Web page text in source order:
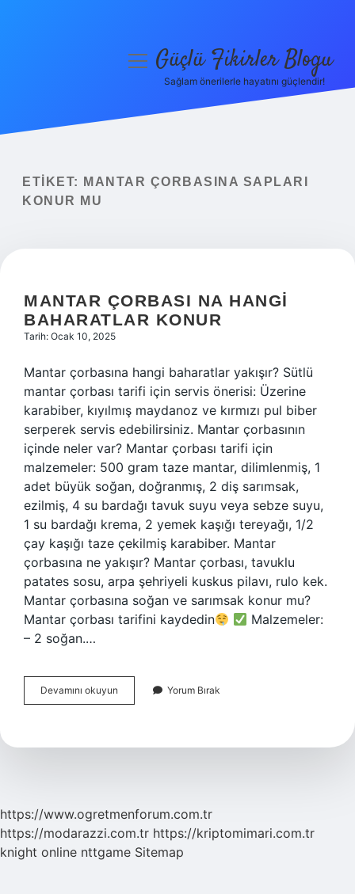
Yasal Uyarı
menüyüGüçlü Fikirler Blogu
Sağlam önerilerle hayatını güçlendir!
ETIKET:
MANTAR ÇORBASINA SAPLARI
KONUR MU
MANTAR ÇORBASI NA HANGI
BAHARATLAR KONUR
Tarih: Ocak 10, 2025
Mantar çorbasına hangi baharatlar yakışır? Sütlü
mantar çorbası tarifi için servis önerisi: Üzerine
karabiber, kıyılmış maydanoz ve kırmızı pul biber
serperek servis edebilirsiniz. Mantar çorbasının
içinde neler var? Mantar çorbası tarifi için
malzemeler: 500 gram taze mantar, dilimlenmiş, 1
adet büyük soğan, doğranmış, 2 diş sarımsak,
ezilmiş, 4 su bardağı tavuk suyu veya sebze suyu,
1 su bardağı krema, 2 yemek kaşığı tereyağı, 1/2
çay kaşığı taze çekilmiş karabiber. Mantar
çorbasına ne yakışır? Mantar çorbası, tavuklu
patates sosu, arpa şehriyeli kuskus pilavı, rulo kek.
Mantar çorbasına soğan ve sarımsak konur mu?
Mantar çorbası tarifini kaydedin
Malzemeler:
– 2 soğan.…
Devamını okuyun
Çorbası
Baharatlar
Yorum Bırak
https://www.ogretmenforum.com.tr
https://modarazzi.com.tr https://kriptomimari.com.tr
knight online nttgame Sitemap